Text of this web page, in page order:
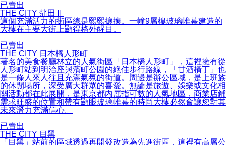
已賣出
THE CITY 蒲田Ⅱ
這個充滿活力的街區總是熙熙攘攘。一幢9層樓玻璃帷幕建造的
大樓在主要大街上顯得格外醒目。
已賣出
THE CITY 日本橋人形町
著名的美食餐廳林立的人氣街區「日本橋人形町」，這裡擁有從
人形町站到明治座與濱町公園的絶佳步行路線，「甘酒橫丁」也
是一條人來人往且充滿氣氛的街道。周邊是辦公區域，是上班族
的休閒場所，深受廣大群眾的喜愛。無論是旅遊、娛樂或文化相
關活動都在此展開，是東京都內屈指可數的人氣地區，商業店鋪
需求旺盛的位置和帶有顯眼玻璃帷幕的時尚大樓必然會讓您對其
未來潛力充滿信心。
已賣出
THE CITY 目黑
「目黑」站前的區域透過再開發改造為先進街區，這裡有高層公